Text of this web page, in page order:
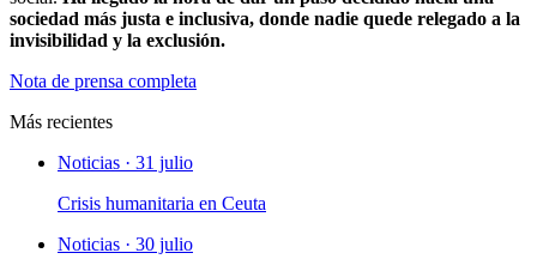
sociedad más justa e inclusiva, donde nadie quede relegado a la
invisibilidad y la exclusión.
Nota de prensa completa
Más recientes
Noticias · 31 julio
Crisis humanitaria en Ceuta
Noticias · 30 julio